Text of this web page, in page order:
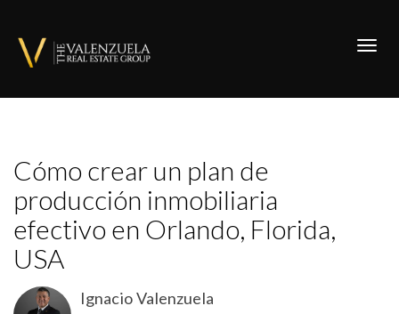
Cómo crear un plan de
producción inmobiliaria
efectivo en Orlando, Florida,
USA
Ignacio Valenzuela